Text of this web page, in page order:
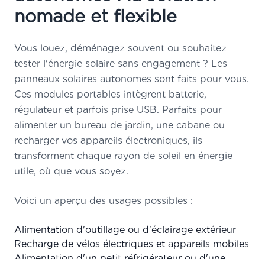
nomade et flexible
Vous louez, déménagez souvent ou souhaitez
tester l'énergie solaire sans engagement ? Les
panneaux solaires autonomes sont faits pour vous.
Ces modules portables intègrent batterie,
régulateur et parfois prise USB. Parfaits pour
alimenter un bureau de jardin, une cabane ou
recharger vos appareils électroniques, ils
transforment chaque rayon de soleil en énergie
utile, où que vous soyez.
Voici un aperçu des usages possibles :
Alimentation d'outillage ou d'éclairage extérieur
Recharge de vélos électriques et appareils mobiles